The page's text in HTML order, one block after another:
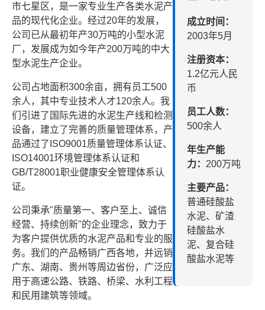
市七星区，是一家专业生产各类水泥产
品的现代化企业。经过20年的发展，
公司已从最初年产30万吨的小型水泥
厂，发展成为如今年产200万吨的中大
型水泥生产企业。
公司占地面积300余亩，拥有员工500
余人，其中专业技术人才120余人。我
们引进了国际先进的水泥生产线和检测
设备，建立了完善的质量管理体系，产
品通过了ISO9001质量管理体系认证、
ISO14001环境管理体系认证和
GB/T28001职业健康安全管理体系认
证。
公司秉承"质量第一、客户至上、诚信
经营、持续创新"的企业理念，致力于
为客户提供优质的水泥产品和专业的服
务。我们的产品畅销广西各地，并远销
广东、湖南、贵州等周边省份，广泛应
用于高速公路、铁路、桥梁、水利工程
和民用建筑等领域。
成立时间：
2003年5月
注册资本：
1.2亿元人民
币
员工人数：
500余人
年生产能
力： 200万吨
主要产品：
普通硅酸盐
水泥、矿渣
硅酸盐水
泥、复合硅
酸盐水泥等